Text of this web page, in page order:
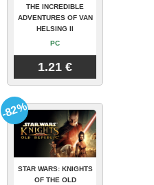
THE INCREDIBLE
ADVENTURES OF VAN
HELSING II
PC
1.21 €
STAR WARS: KNIGHTS
OF THE OLD
-82%